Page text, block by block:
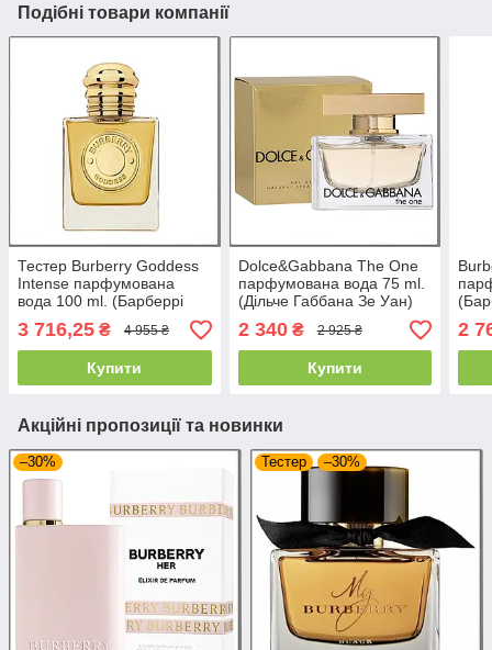
Подібні товари компанії
Тестер Burberry Goddess
Intense парфумована
вода 100 ml. (Барберрі
Годдес Інтенс)
3 716,25 ₴ 4 955 ₴
Купити
Dolce&Gabbana The One
парфумована вода 75 ml.
(Дільче Габбана Зе Уан)
2 340₴ 2 925 ₴
Купити
2
Акційні пропозиції та новинки
–30% Тестер –30%